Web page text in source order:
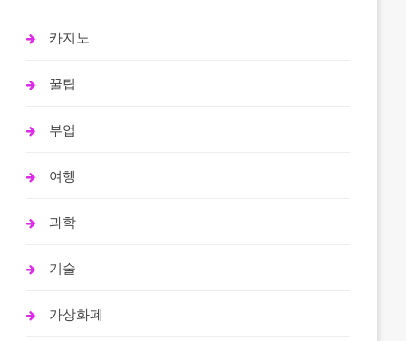
카지노
꿀팁
부업
여행
과학
기술
가상화폐